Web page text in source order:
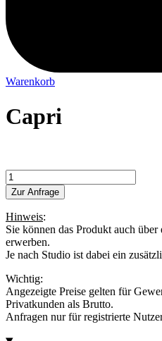
Warenkorb
Capri
Capri
Menge
Zur Anfrage
Hinweis:
Sie können das Produkt auch über
erwerben.
Je nach Studio ist dabei ein
Wichtig:
Angezeigte Preise gelten für
Privatkunden als Brutto.
Anfragen nur für registrierte